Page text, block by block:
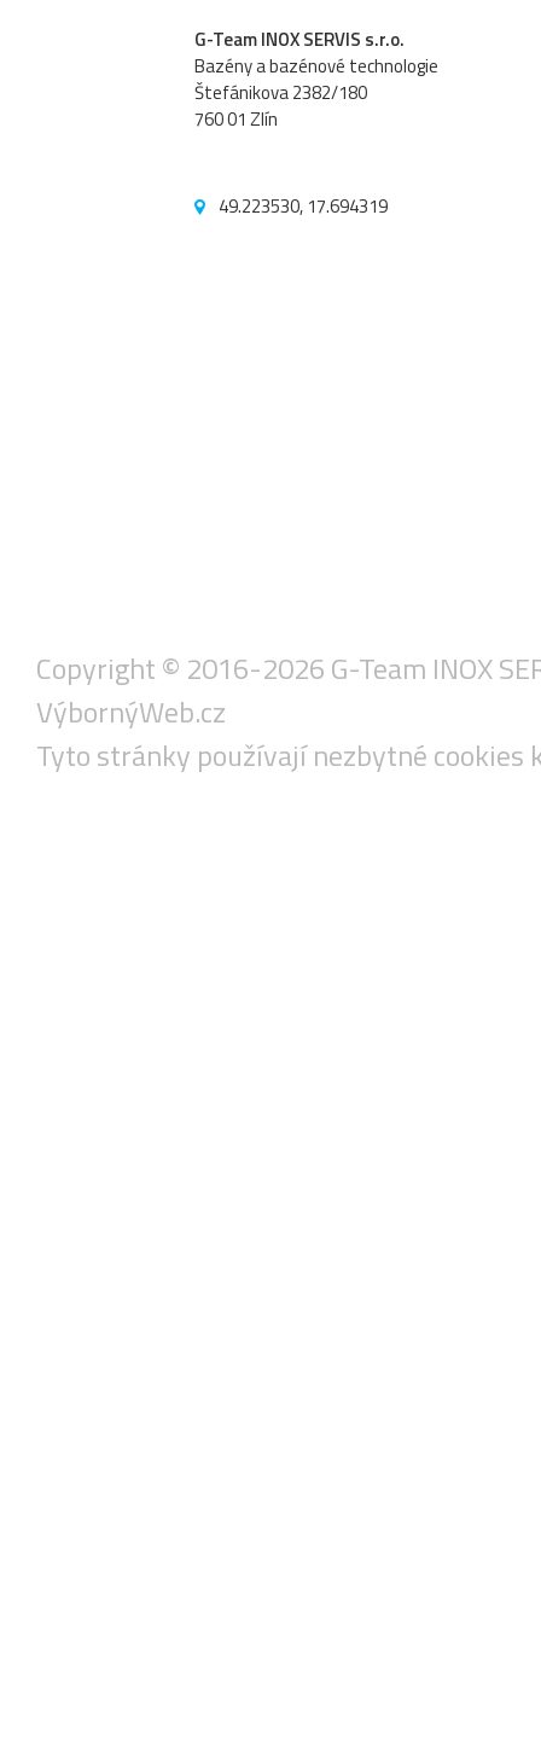
G-Team INOX SERVIS s.r.o.
Bazény a bazénové technologie
Štefánikova 2382/180
760 01 Zlín
49.223530, 17.694319
Copyright © 2016-2026 G-Team INOX
VýbornýWeb.cz
Tyto stránky používají nezbytné cookies